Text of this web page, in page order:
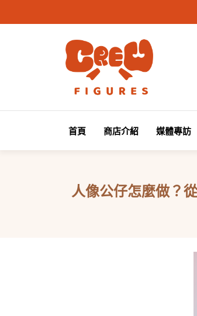
首頁 商店介紹 媒體專訪
人像公仔怎麼做？